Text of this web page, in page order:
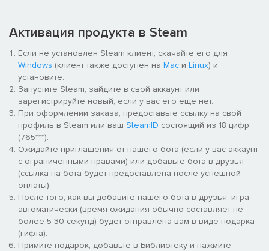
время боя.
● Система волн: Выживите под натиском постоянно
усиливающихся врагов. Дойдите до конца каждой главы,
чтобы открыть доступ к новым локациям и секретным
персонажам.
Активация продукта в Steam
Если не установлен Steam клиент, скачайте его для
Windows (клиент также доступен на Mac и Linux) и
установите.
Запустите Steam, зайдите в свой аккаунт или
зарегистрируйте новый, если у вас его еще нет.
При оформлении заказа, предоставьте ссылку на свой
профиль в Steam или ваш SteamID состоящий из 18 цифр
(765***).
Ожидайте приглашения от нашего бота (если у вас аккаунт
с ограниченными правами) или добавьте бота в друзья
(ссылка на бота будет предоставлена после успешной
оплаты).
После того, как вы добавите нашего бота в друзья, игра
автоматически (время ожидания обычно составляет не
более 5-30 секунд) будет отправлена вам в виде подарка
(гифта).
Примите подарок, добавьте в Библиотеку и нажмите